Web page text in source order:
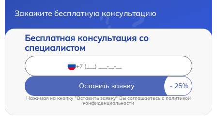
Закажите бесплатную консультацию
Бесплатная консультация со
специалистом
Оставить заявку
Нажимая на кнопку "Оставить заявку" Вы соглашаетесь c политикой
конфиденциальности